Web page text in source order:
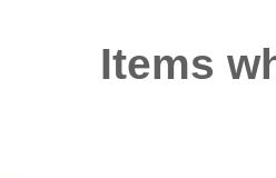
Items